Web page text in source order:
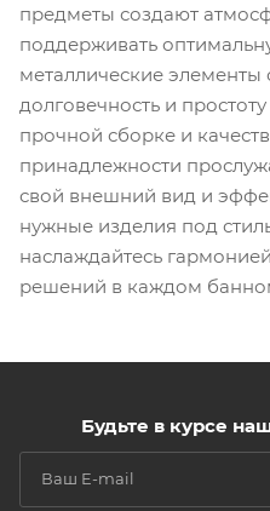
предметы создают
поддерживать
металлические элементы
долговечность и
прочной сборке и
принадлежности
свой внешний вид и
нужные изделия под
наслаждайтесь
решений в каждом
Будьте в курсе